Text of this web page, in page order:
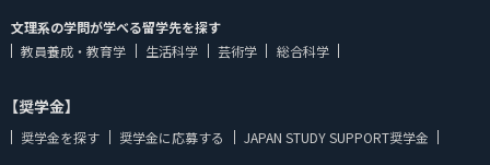
文理系の学問が学べる留学先を探す
教員養成・教育学
生活科学 芸術学 総合科学
【奨学金】
奨学金を探す 奨学金に応募する JAPAN STUDY SUPPORT奨学金